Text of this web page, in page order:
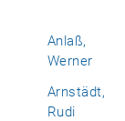
Anlaß,
Werner
Arnstädt,
Rudi